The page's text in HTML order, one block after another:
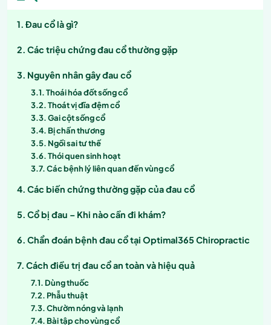
Đau cổ là gì?
Các triệu chứng đau cổ thường gặp
Nguyên nhân gây đau cổ
Thoái hóa đốt sống cổ
Thoát vị đĩa đệm cổ
Gai cột sống cổ
Bị chấn thương
Ngồi sai tư thế
Thói quen sinh hoạt
Các bệnh lý liên quan đến vùng cổ
Các biến chứng thường gặp của đau cổ
Cổ bị đau – Khi nào cần đi khám?
Chẩn đoán bệnh đau cổ tại Optimal365 Chiropractic
Cách điều trị đau cổ an toàn và hiệu quả
Dùng thuốc
Phẫu thuật
Chườm nóng và lạnh
Bài tập cho vùng cổ